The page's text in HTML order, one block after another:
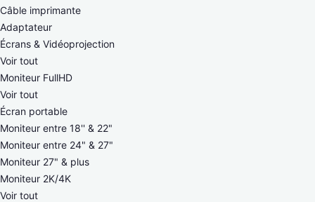
Câble imprimante
Adaptateur
Écrans & Vidéoprojection
Voir tout
Moniteur FullHD
Voir tout
Écran portable
Moniteur entre 18'' & 22"
Moniteur entre 24" & 27"
Moniteur 27" & plus
Moniteur 2K/4K
Voir tout